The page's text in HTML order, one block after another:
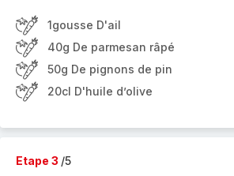
1gousse D'ail
40g De parmesan râpé
50g De pignons de pin
20cl D'huile d’olive
Etape 3 /5